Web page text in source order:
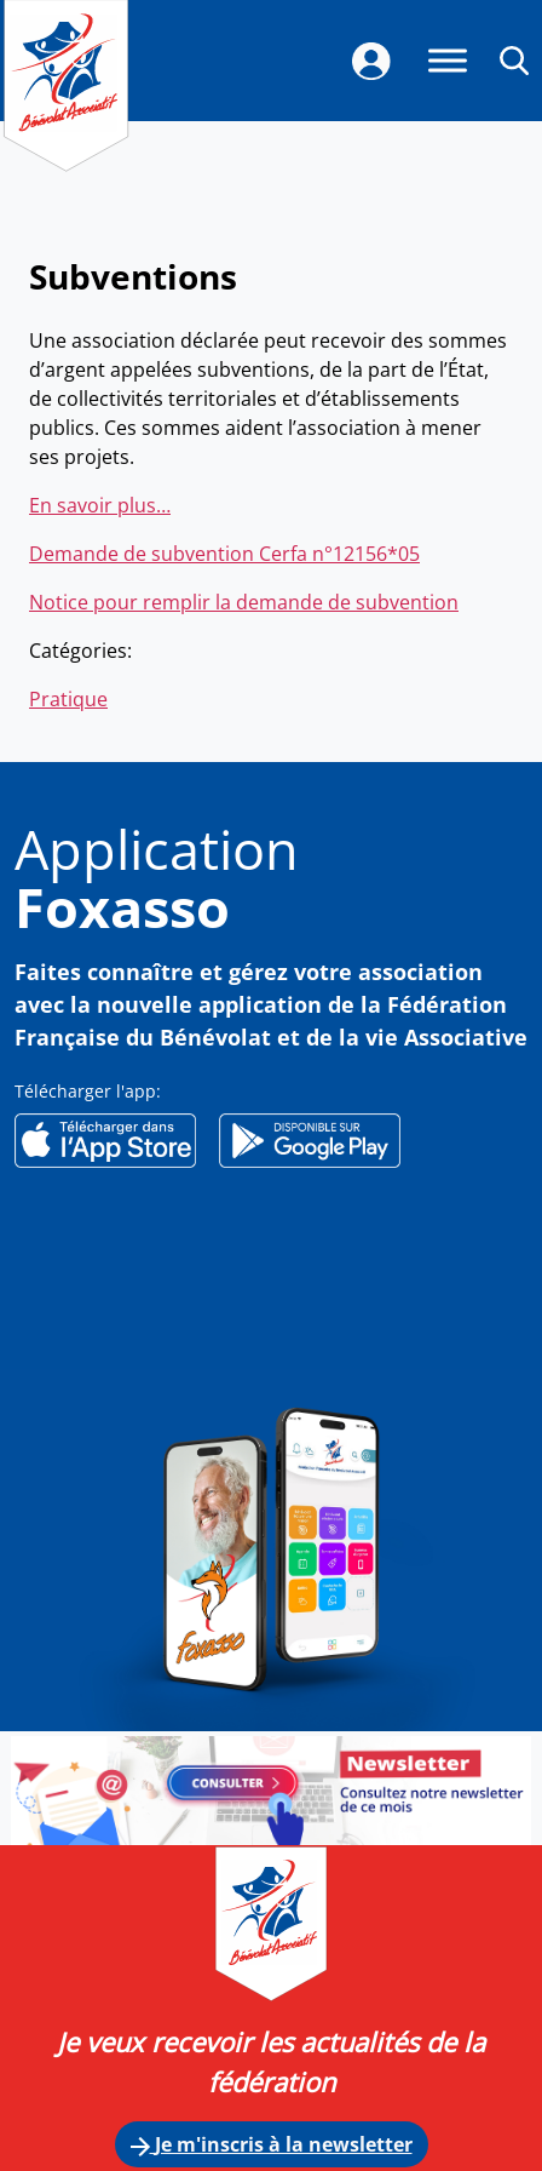
Subventions
Une association déclarée peut recevoir des sommes
d’argent appelées subventions, de la part de l’État,
de collectivités territoriales et d’établissements
publics. Ces sommes aident l’association à mener
ses projets.
En savoir plus…
Demande de subvention Cerfa n°12156*05
Notice pour remplir la demande de subvention
Catégories:
Pratique
Application
Foxasso
Faites connaître et gérez votre association
avec la nouvelle application de la Fédération
Française du Bénévolat et de la vie Associative
Télécharger l'app:
Je veux recevoir les actualités de la
fédération
Je m'inscris à la newsletter